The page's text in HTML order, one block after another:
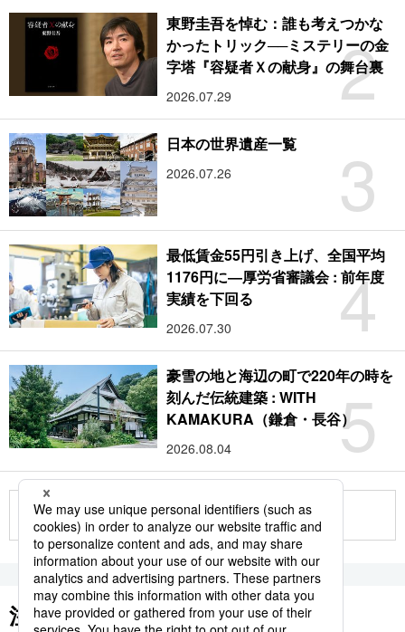
2
東野圭吾を悼む：誰も考えつかな
かったトリック──ミステリーの金
字塔『容疑者Ｘの献身』の舞台裏
2026.07.29
3
日本の世界遺産一覧
2026.07.26
4
最低賃金55円引き上げ、全国平均
1176円に―厚労省審議会 : 前年度
実績を下回る
2026.07.30
5
豪雪の地と海辺の町で220年の時を
刻んだ伝統建築 : WITH
KAMAKURA（鎌倉・長谷）
2026.08.04
もっと見る
注目のキーワード